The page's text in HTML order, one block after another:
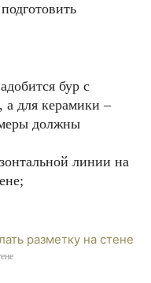
бур с
а для керамики –
должны
линии на